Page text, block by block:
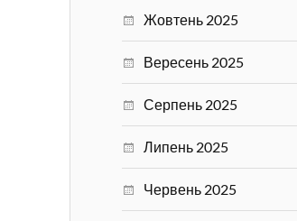
Жовтень 2025
Вересень 2025
Серпень 2025
Липень 2025
Червень 2025